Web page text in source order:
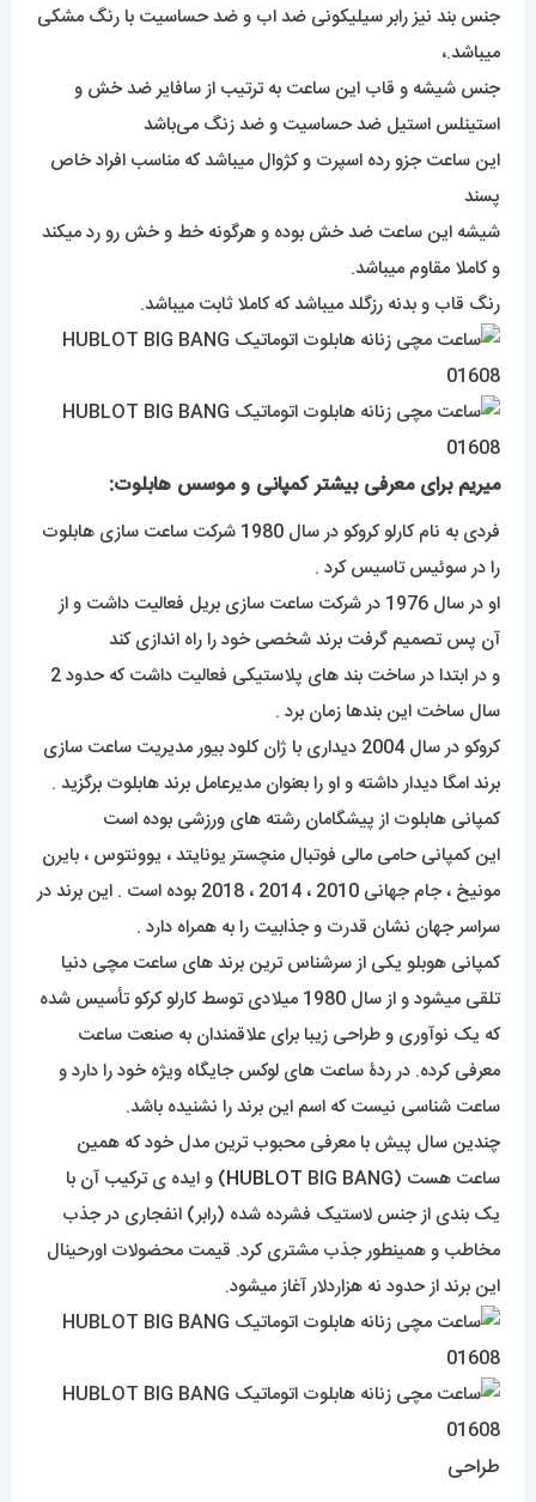
جنس بند نیز رابر سیلیکونی ضد اب و ضد حساسیت با رنگ مشکی
میباشد.،
جنس شیشه و قاب این ساعت به ترتیب از سافایر ضد خش و
استینلس استیل ضد حساسیت و ضد زنگ می‌باشد
این ساعت جزو رده اسپرت و کژوال میباشد که مناسب افراد خاص
پسند
شیشه این ساعت ضد خش بوده و هرگونه خط و خش رو رد میکند
و کاملا مقاوم میباشد.
رنگ قاب و بدنه رزگلد میباشد که کاملا ثابت میباشد.
میریم برای معرفی بیشتر کمپانی و موسس هابلوت:
فردی به نام کارلو کروکو در سال 1980 شرکت ساعت سازی هابلوت
را در سوئیس تاسیس کرد .
او در سال 1976 در شرکت ساعت سازی بریل فعالیت داشت و از
آن پس تصمیم گرفت برند شخصی خود را راه اندازی کند
و در ابتدا در ساخت بند های پلاستیکی فعالیت داشت که حدود 2
سال ساخت این بندها زمان برد .
کروکو در سال 2004 دیداری با ژان کلود بیور مدیریت ساعت سازی
برند امگا دیدار داشته و او را بعنوان مدیرعامل برند هابلوت برگزید .
کمپانی هابلوت از پیشگامان رشته های ورزشی بوده است
این کمپانی حامی مالی فوتبال منچستر یونایتد ، یوونتوس ، بایرن
مونیخ ، جام جهانی 2010 ، 2014 ، 2018 بوده است . این برند در
سراسر جهان نشان قدرت و جذابیت را به همراه دارد .
کمپانی هوبلو یکی از سرشناس ترین برند های ساعت مچی دنیا
تلقی میشود و از سال 1980 میلادی توسط کارلو کرکو تأسیس شده
که یک نوآوری و طراحی زیبا برای علاقمندان به صنعت ساعت
معرفی کرده. در ردۀ ساعت های لوکس جایگاه ویژه خود را دارد و
ساعت شناسی نیست که اسم این برند را نشنیده باشد.
چندین سال پیش با معرفی محبوب ترین مدل خود که همین
ساعت هست (
HUBLOTBIG BANG) و ایده ی ترکیب آن با
یک بندی از جنس لاستیک فشرده شده (رابر) انفجاری در جذب
مخاطب و همینطور جذب مشتری کرد. قیمت محضولات اورحینال
این برند از حدود نه هزاردلار آغاز میشود.
طراحی